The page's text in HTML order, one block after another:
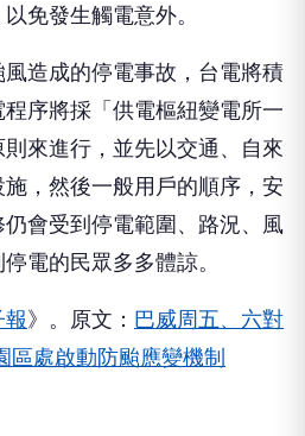
免發生觸電意外。
造成的停電事故，台電將積
序將採「供電樞紐變電所一
來進行，並先以交通、自來
，然後一般用戶的順序，安
會受到停電範圍、路況、風
電的民眾多多體諒。
》。原文： 巴威周五、六對
區處啟動防颱應變機制